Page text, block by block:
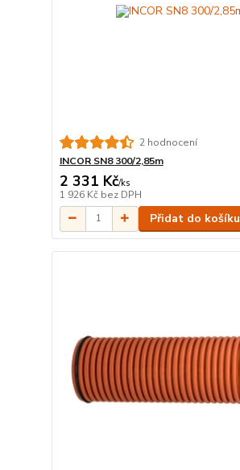
2 hodnocení
INCOR SN8 300/2,85m
2 331 Kč/ks
1 926 Kč bez DPH
Přidat do košíku